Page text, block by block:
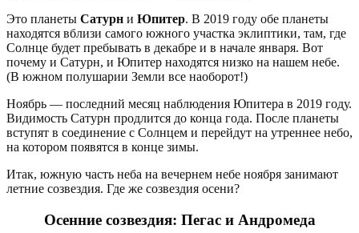
Это планеты Сатурн и Юпитер. В 2019 году обе планеты
находятся вблизи самого южного участка эклиптики, там, где
Солнце будет пребывать в декабре и в начале января. Вот
почему и Сатурн, и Юпитер находятся низко на нашем небе.
(В южном полушарии Земли все наоборот!)
Ноябрь — последний месяц наблюдения Юпитера в 2019 году.
Видимость Сатурн продлится до конца года. После планеты
вступят в соединение с Солнцем и перейдут на утреннее небо,
на котором появятся в конце зимы.
Итак, южную часть неба на вечернем небе ноября занимают
летние созвездия. Где же созвездия осени?
Осенние созвездия: Пегас и Андромеда